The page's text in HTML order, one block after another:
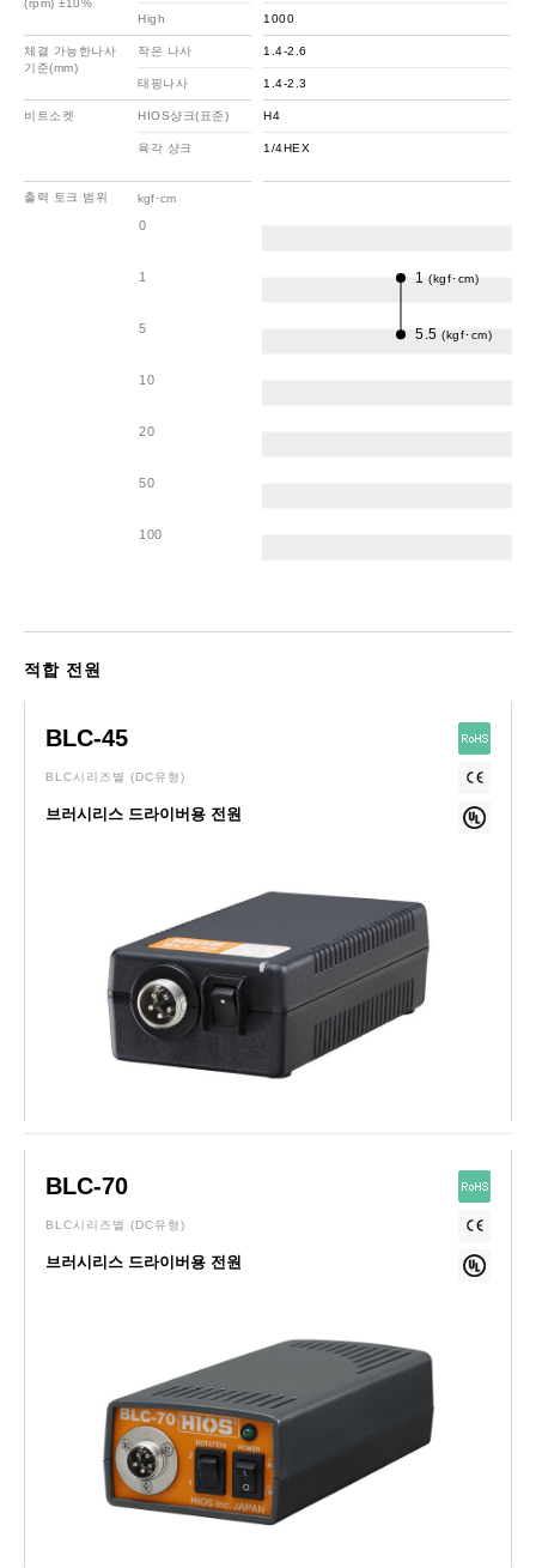
High
체결 가능한나사
기준(mm)
작은 나사
태핑나사
비트소켓 HIOS샹크(표준)
육각 샹크
출력 토크 범위
0
1
5
10
20
50
100
kgf･cm
1000
1.4-2.6
1.4-2.3
H4
1/4HEX
1 (kgf･cm)
5.5 (kgf･cm)
적합 전원
BLC-45
BLC시리즈별 (DC유형)
브러시리스 드라이버용 전원
BLC-70
BLC시리즈별 (DC유형)
브러시리스 드라이버용 전원